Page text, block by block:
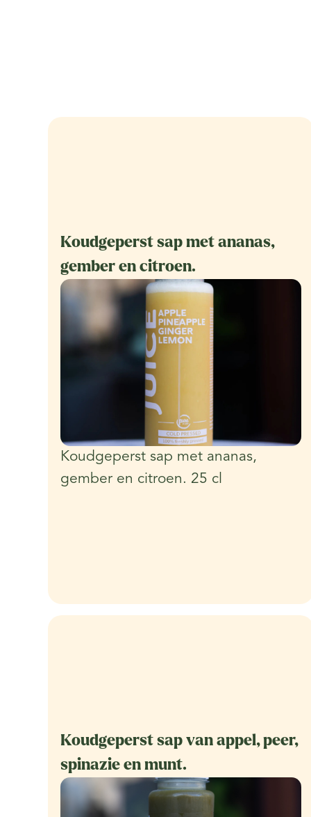
Koudgeperst sap met ananas,
gember en citroen.
Koudgeperst sap met ananas,
gember en citroen. 25 cl
Koudgeperst sap van appel, peer,
spinazie en munt.